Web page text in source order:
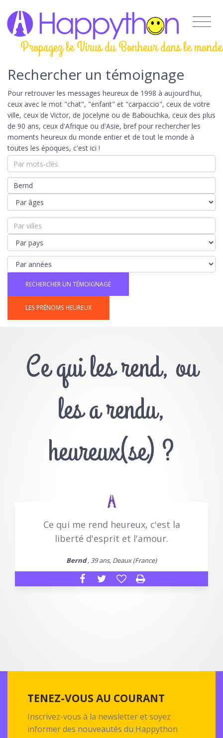
Propagez le Virus du Bonheur dans le monde
Rechercher un témoignage
Pour retrouver les messages heureux de 1998 à aujourd'hui,
ceux avec le mot "chat", "enfant" et "carpaccio", ceux de votre
ville, ceux de Victor, de Jocelyne ou de Babouchka, ceux des plus
de 90 ans, ceux d'Afrique ou d'Asie, bref pour rechercher les
moments heureux du monde entier et de tout le monde à
toutes les époques, c'est ici !
LES PRÉNOMS HEUREUX
Ce qui les rend, ou
les a rendu,
heureux(se) ?
Ce qui me rend heureux, c'est la
liberté d'esprit et l'amour.
Bernd, 39 ans, Deaux (France)
TENEZ-VOUS AU COURANT
Inscrivez-vous à la newsletter et soyez
informer des nouveautés du Happython